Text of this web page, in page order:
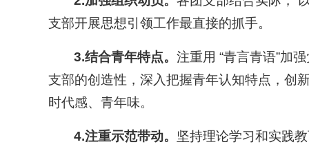
支部开展思想引领工作最直接的抓手。
3.结合青年特点。注重用 “青言青语”加
支部的创造性，深入把握青年认知特点，创
时代感、青年味。
4.注重示范带动。 坚持理论学习和实践